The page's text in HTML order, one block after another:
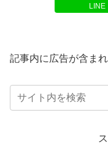
LINE
記事内に広告が含ま